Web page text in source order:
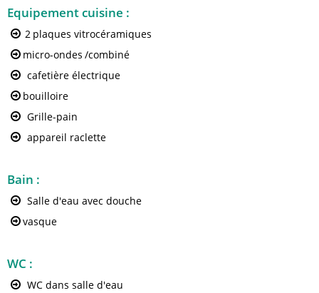
Equipement cuisine :
2 plaques vitrocéramiques
micro-ondes /combiné
cafetière électrique
bouilloire
Grille-pain
appareil raclette
Bain :
Salle d'eau avec douche
vasque
WC :
WC dans salle d'eau